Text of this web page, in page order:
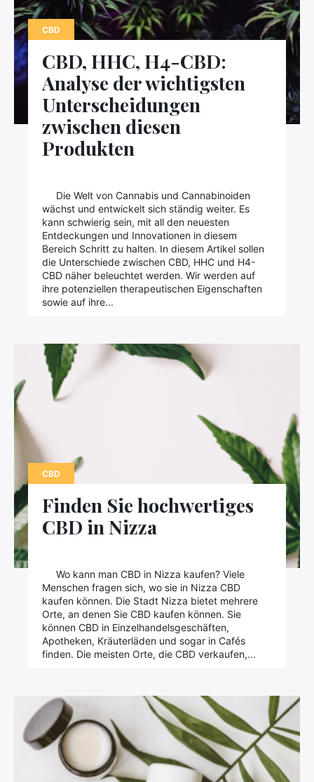
CBD
CBD, HHC, H4-CBD:
Analyse der wichtigsten
Unterscheidungen
zwischen diesen
Produkten
Die Welt von Cannabis und Cannabinoiden
wächst und entwickelt sich ständig weiter. Es
kann schwierig sein, mit all den neuesten
Entdeckungen und Innovationen in diesem
Bereich Schritt zu halten. In diesem Artikel sollen
die Unterschiede zwischen CBD, HHC und H4-
CBD näher beleuchtet werden. Wir werden auf
ihre potenziellen therapeutischen Eigenschaften
sowie auf ihre...
CBD
Finden Sie hochwertiges
CBD in Nizza
Wo kann man CBD in Nizza kaufen? Viele
Menschen fragen sich, wo sie in Nizza CBD
kaufen können. Die Stadt Nizza bietet mehrere
Orte, an denen Sie CBD kaufen können. Sie
können CBD in Einzelhandelsgeschäften,
Apotheken, Kräuterläden und sogar in Cafés
finden. Die meisten Orte, die CBD verkaufen,...
Kontaktieren Sie uns